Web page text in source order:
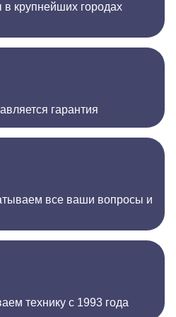
крупнейших городах
гарантия
все ваши вопросы и
технику с 1993 года